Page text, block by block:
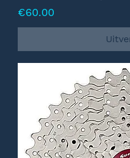
Prijs
€60.00